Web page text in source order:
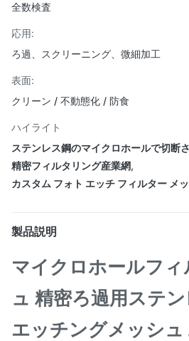
全数検査
応用:
ろ過、スクリーニング、微細加工
表面:
クリーン / 不動態化 / 防食
ハイライト
ステンレス鋼のマイクロホールで切断
精密フィルタリング産業網,
カスタム フォト エッチ フィルター メ
製品説明
マイクロホールフ
ュ 精密ろ過用ステ
エッチングメッシュ